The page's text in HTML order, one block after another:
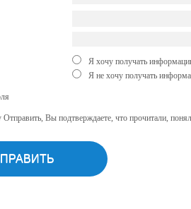
Я хочу получать
Я не хочу получать
Вы подтверждаете, что прочитали,